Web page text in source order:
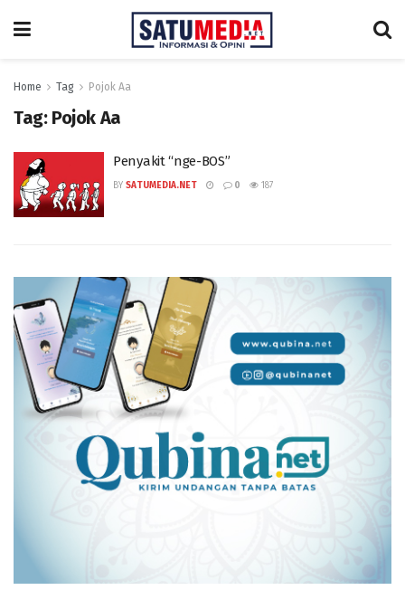
Home Tag Pojok Aa
Tag: Pojok Aa
Penyakit “nge-BOS”
BY SATUMEDIA.NET 0 187